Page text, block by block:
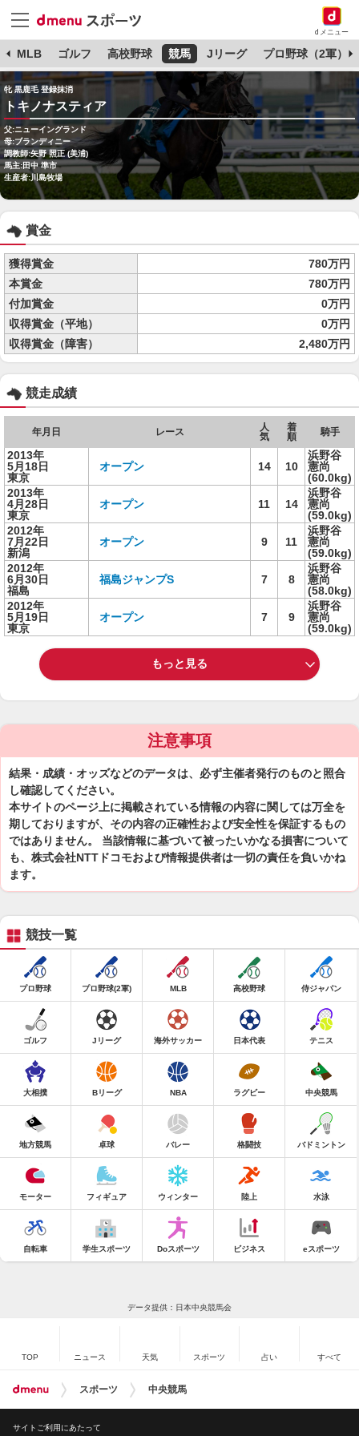
dメニュー
MLB ゴルフ 高校野球 競馬 Jリーグ プロ野球（2軍）
牝 黒鹿毛 登録抹消
トキノナスティア
父:ニューイングランド
母:ブランディニー
調教師:矢野 照正 (美浦)
馬主:田中 準市
生産者:川島牧場
賞金
獲得賞金
780万円
本賞金
780万円
付加賞金
0万円
収得賞金（平地）
0万円
収得賞金（障害）
2,480万円
競走成績
年月日 レース
人
気
着
順
騎手
2013年
5月18日
東京
オープン 14 10
浜野谷
憲尚
(60.0kg)
2013年
4月28日
東京
オープン 11 14
浜野谷
憲尚
(59.0kg)
2012年
7月22日
新潟
オープン 9 11
浜野谷
憲尚
(59.0kg)
2012年
6月30日
福島
福島ジャンプS 7 8
浜野谷
憲尚
(58.0kg)
2012年
5月19日
東京
オープン 7 9
浜野谷
憲尚
(59.0kg)
もっと見る
注意事項
結果・成績・オッズなどのデータは、必ず主催者発行のものと照合
し確認してください。
本サイトのページ上に掲載されている情報の内容に関しては万全を
期しておりますが、その内容の正確性および安全性を保証するもの
ではありません。 当該情報に基づいて被ったいかなる損害について
も、株式会社NTTドコモおよび情報提供者は一切の責任を負いかね
ます。
競技一覧
プロ野球 プロ野球(2軍) MLB 高校野球 侍ジャパン
ゴルフ Jリーグ 海外サッカー 日本代表 テニス
大相撲 Bリーグ NBA ラグビー 中央競馬
地方競馬 卓球 バレー 格闘技 バドミントン
モーター フィギュア ウィンター 陸上 水泳
自転車 学生スポーツ Doスポーツ ビジネス eスポーツ
データ提供：日本中央競馬会
TOP ニュース 天気 スポーツ 占い すべて
スポーツ 中央競馬
サイトご利用にあたって